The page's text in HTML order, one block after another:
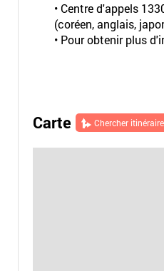
• Centre d'appels
(coréen, anglais,
• Pour obtenir plus
Carte Chercher itinéraire